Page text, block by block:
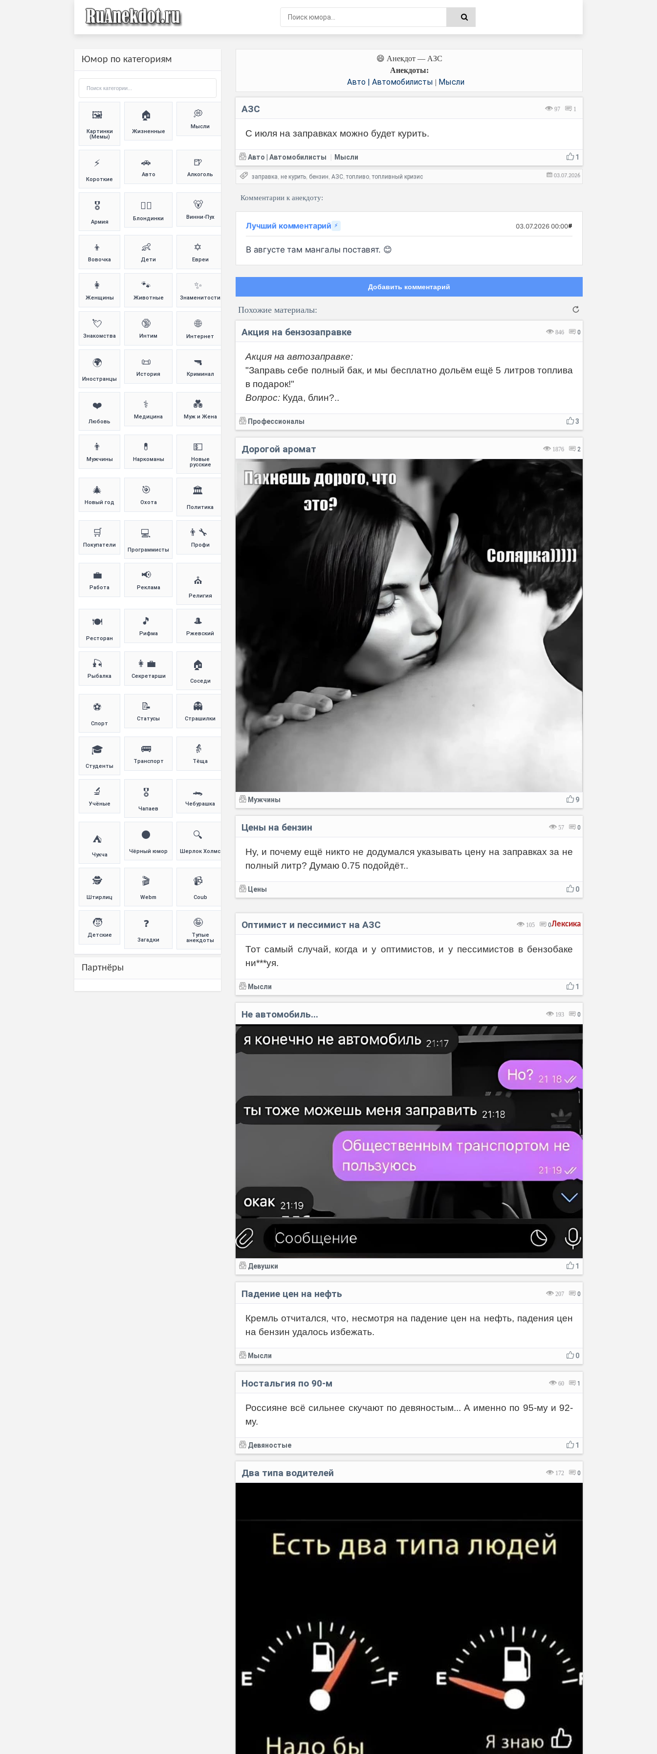
😄 Анекдот — АЗС
Анекдоты:
Авто | Автомобилисты | Мысли
97 1
АЗС
С июля на заправках можно будет курить.
1
Авто | Автомобилисты Мысли
03.07.2026
заправка, не курить, бензин, АЗС,топливо,топливный кризис
Комментарии к анекдоту:
Лучший комментарий ⚡ 03.07.2026 00:00#
В августе там мангалы поставят. 😊
Добавить комментарий
Отмена
Похожие материалы:
846 0
Акция на бензозаправке
Акция на автозаправке:
"Заправь себе полный бак, и мы бесплатно дольём ещё 5 литров топлива
в подарок!"
Вопрос: Куда, блин?..
3
Профессионалы
1876 2
Дорогой аромат
9
Мужчины
57 0
Цены на бензин
Ну, и почему ещё никто не додумался указывать цену на заправках за не
полный литр? Думаю 0.75 подойдёт..
0
Цены
Лексика
105 0
Оптимист и пессимист на АЗС
Тот самый случай, когда и у оптимистов, и у пессимистов в бензобаке
ни***уя.
1
Мысли
193 0
Не автомобиль...
1
Девушки
207 0
Падение цен на нефть
Кремль отчитался, что, несмотря на падение цен на нефть, падения цен
на бензин удалось избежать.
0
Мысли
60 1
Ностальгия по 90-м
Россияне всё сильнее скучают по девяностым... А именно по 95-му и 92-
му.
1
Девяностые
172 0
Два типа водителей
Юмор по категориям
🖼️
Картинки
(Мемы)
🏠
Жизненные
💭
Мысли
⚡
Короткие
🚗
Авто
🍺
Алкоголь
🎖️
Армия
👱‍♀️
Блондинки
🐻
Винни-Пух
👦
Вовочка
👶
Дети
✡️
Евреи
👩
Женщины
🐾
Животные
✨
Знаменитости
💘
Знакомства
🔞
Интим
🌐
Интернет
🌍
Иностранцы
📜
История
🔫
Криминал
❤️
Любовь
⚕️
Медицина
💑
Муж и Жена
👨
Мужчины
💊
Наркоманы
💵
Новые
русские
🎄
Новый год
🎯
Охота
🏛️
Политика
🛒
Покупатели
💻
Программисты
👨‍🔧
Профи
💼
Работа
📢
Реклама
⛪
Религия
🍽️
Ресторан
🎵
Рифма
🎩
Ржевский
🎣
Рыбалка
👩‍💼
Секретарши
🏠
Соседи
⚽
Спорт
📝
Статусы
👻
Страшилки
🎓
Студенты
🚌
Транспорт
👵
Тёща
🔬
Учёные
🎖️
Чапаев
🐊
Чебурашка
⛺
Чукча
⚫
Чёрный юмор
🔍
Шерлок Холмс
🕵️
Штирлиц
🎬
Webm
📹
Coub
🧒
Детские
❓
Загадки
🤪
Тупые
анекдоты
Партнёры